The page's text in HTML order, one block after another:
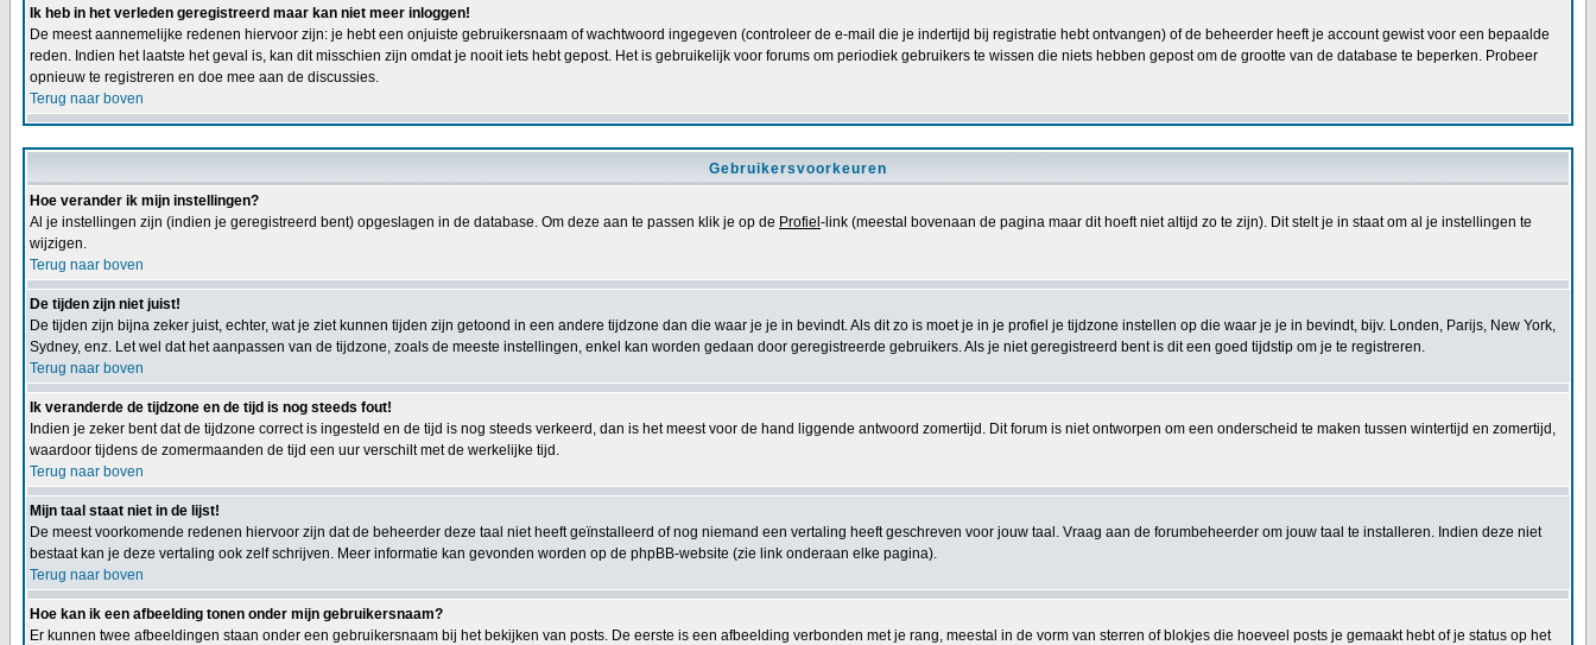
Ik heb in het verleden geregistreerd maar kan niet meer inloggen!
De meest aannemelijke redenen hiervoor zijn: je hebt een onjuiste gebruikersnaam of wachtwoord ingegeven (controleer de e-mail die je indertijd bij registratie hebt ontvangen) of de beheerder heeft je account gewist voor een bepaalde
reden. Indien het laatste het geval is, kan dit misschien zijn omdat je nooit iets hebt gepost. Het is gebruikelijk voor forums om periodiek gebruikers te wissen die niets hebben gepost om de grootte van de database te beperken. Probeer
opnieuw te registreren en doe mee aan de discussies.
Terug naar boven
Gebruikersvoorkeuren
Hoe verander ik mijn instellingen?
Al je instellingen zijn (indien je geregistreerd bent) opgeslagen in de database. Om deze aan te passen klik je op de Profiel -link (meestal bovenaan de pagina maar dit hoeft niet altijd zo te zijn). Dit stelt je in staat om al je instellingen te
wijzigen.
Terug naar boven
De tijden zijn niet juist!
De tijden zijn bijna zeker juist, echter, wat je ziet kunnen tijden zijn getoond in een andere tijdzone dan die waar je je in bevindt. Als dit zo is moet je in je profiel je tijdzone instellen op die waar je je in bevindt, bijv. Londen, Parijs, New York,
Sydney, enz. Let wel dat het aanpassen van de tijdzone, zoals de meeste instellingen, enkel kan worden gedaan door geregistreerde gebruikers. Als je niet geregistreerd bent is dit een goed tijdstip om je te registreren.
Terug naar boven
Ik veranderde de tijdzone en de tijd is nog steeds fout!
Indien je zeker bent dat de tijdzone correct is ingesteld en de tijd is nog steeds verkeerd, dan is het meest voor de hand liggende antwoord zomertijd. Dit forum is niet ontworpen om een onderscheid te maken tussen wintertijd en zomertijd,
waardoor tijdens de zomermaanden de tijd een uur verschilt met de werkelijke tijd.
Terug naar boven
Mijn taal staat niet in de lijst!
De meest voorkomende redenen hiervoor zijn dat de beheerder deze taal niet heeft geïnstalleerd of nog niemand een vertaling heeft geschreven voor jouw taal. Vraag aan de forumbeheerder om jouw taal te installeren. Indien deze niet
bestaat kan je deze vertaling ook zelf schrijven. Meer informatie kan gevonden worden op de phpBB-website (zie link onderaan elke pagina).
Terug naar boven
Hoe kan ik een afbeelding tonen onder mijn gebruikersnaam?
Er kunnen twee afbeeldingen staan onder een gebruikersnaam bij het bekijken van posts. De eerste is een afbeelding verbonden met je rang, meestal in de vorm van sterren of blokjes die hoeveel posts je gemaakt hebt of je status op het